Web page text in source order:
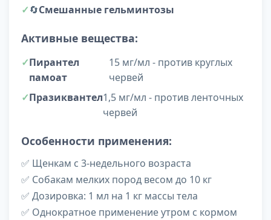
🔄Смешанные гельминтозы
Активные вещества:
Пирантел
памоат
15 мг/мл - против круглых
червей
Празиквантел1,5 мг/мл - против ленточных
червей
Особенности применения:
✅ Щенкам с 3-недельного возраста
✅ Собакам мелких пород весом до 10 кг
✅ Дозировка: 1 мл на 1 кг массы тела
✅ Однократное применение утром с кормом